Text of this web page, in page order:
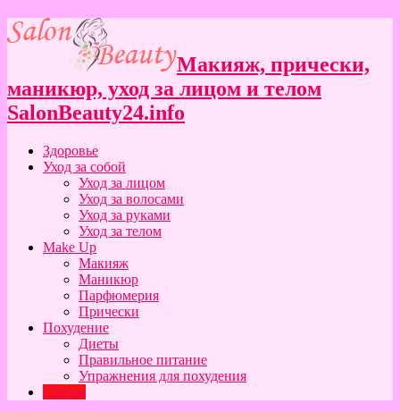
Макияж, прически,
маникюр, уход за лицом и телом
SalonBeauty24.info
Здоровье
Уход за собой
Уход за лицом
Уход за волосами
Уход за руками
Уход за телом
Make Up
Макияж
Маникюр
Парфюмерия
Прически
Похудение
Диеты
Правильное питание
Упражнения для похудения
Статьи